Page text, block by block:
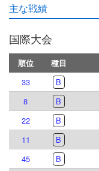
主な戦績
国際大会
順位 種目
33
B
8
B
22
B
11
B
45
B